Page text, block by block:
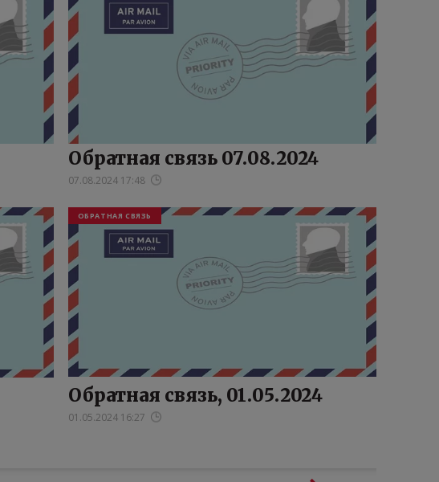
Обратная связь 07.08.2024
07.08.2024 17:48
ОБРАТНАЯ СВЯЗЬ
Обратная связь, 01.05.2024
01.05.2024 16:27